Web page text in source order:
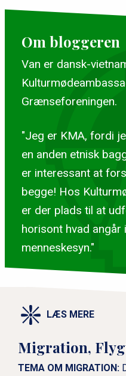
Om bloggeren
Van er dansk-
Grænseforeningen.
"Jeg er KMA, fordi
en anden etnisk
er interessant at
begge! Hos
er der plads til at
horisont hvad angår
menneskesyn."
LÆS MERE
Migration,
TEMA OM MIGRATION: